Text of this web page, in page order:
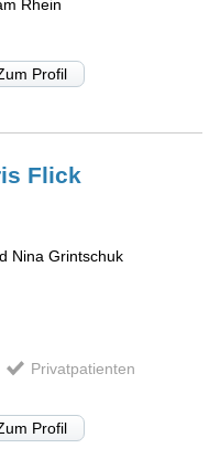
Rhein
Profil
Flick
Nina Grintschuk
Privatpatienten
Profil